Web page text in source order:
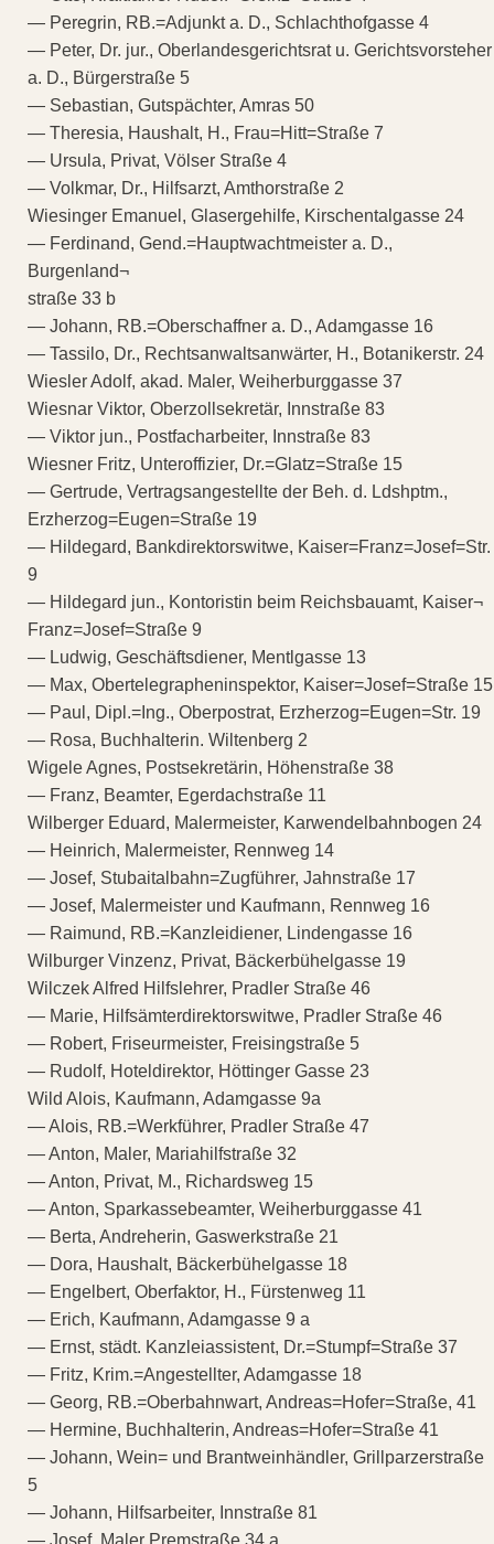
— Peregrin, RB.=Adjunkt a. D., Schlachthofgasse 4
— Peter, Dr. jur., Oberlandesgerichtsrat u. Gerichtsvorsteher
a. D., Bürgerstraße 5
— Sebastian, Gutspächter, Amras 50
— Theresia, Haushalt, H., Frau=Hitt=Straße 7
— Ursula, Privat, Völser Straße 4
— Volkmar, Dr., Hilfsarzt, Amthorstraße 2
Wiesinger Emanuel, Glasergehilfe, Kirschentalgasse 24
— Ferdinand, Gend.=Hauptwachtmeister a. D.,
Burgenland¬
straße 33 b
— Johann, RB.=Oberschaffner a. D., Adamgasse 16
— Tassilo, Dr., Rechtsanwaltsanwärter, H., Botanikerstr. 24
Wiesler Adolf, akad. Maler, Weiherburggasse 37
Wiesnar Viktor, Oberzollsekretär, Innstraße 83
— Viktor jun., Postfacharbeiter, Innstraße 83
Wiesner Fritz, Unteroffizier, Dr.=Glatz=Straße 15
— Gertrude, Vertragsangestellte der Beh. d. Ldshptm.,
Erzherzog=Eugen=Straße 19
— Hildegard, Bankdirektorswitwe, Kaiser=Franz=Josef=Str.
9
— Hildegard jun., Kontoristin beim Reichsbauamt, Kaiser¬
Franz=Josef=Straße 9
— Ludwig, Geschäftsdiener, Mentlgasse 13
— Max, Obertelegrapheninspektor, Kaiser=Josef=Straße 15
— Paul, Dipl.=Ing., Oberpostrat, Erzherzog=Eugen=Str. 19
— Rosa, Buchhalterin. Wiltenberg 2
Wigele Agnes, Postsekretärin, Höhenstraße 38
— Franz, Beamter, Egerdachstraße 11
Wilberger Eduard, Malermeister, Karwendelbahnbogen 24
— Heinrich, Malermeister, Rennweg 14
— Josef, Stubaitalbahn=Zugführer, Jahnstraße 17
— Josef, Malermeister und Kaufmann, Rennweg 16
— Raimund, RB.=Kanzleidiener, Lindengasse 16
Wilburger Vinzenz, Privat, Bäckerbühelgasse 19
Wilczek Alfred Hilfslehrer, Pradler Straße 46
— Marie, Hilfsämterdirektorswitwe, Pradler Straße 46
— Robert, Friseurmeister, Freisingstraße 5
— Rudolf, Hoteldirektor, Höttinger Gasse 23
Wild Alois, Kaufmann, Adamgasse 9a
— Alois, RB.=Werkführer, Pradler Straße 47
— Anton, Maler, Mariahilfstraße 32
— Anton, Privat, M., Richardsweg 15
— Anton, Sparkassebeamter, Weiherburggasse 41
— Berta, Andreherin, Gaswerkstraße 21
— Dora, Haushalt, Bäckerbühelgasse 18
— Engelbert, Oberfaktor, H., Fürstenweg 11
— Erich, Kaufmann, Adamgasse 9 a
— Ernst, städt. Kanzleiassistent, Dr.=Stumpf=Straße 37
— Fritz, Krim.=Angestellter, Adamgasse 18
— Georg, RB.=Oberbahnwart, Andreas=Hofer=Straße, 41
— Hermine, Buchhalterin, Andreas=Hofer=Straße 41
— Johann, Wein= und Brantweinhändler, Grillparzerstraße
5
— Johann, Hilfsarbeiter, Innstraße 81